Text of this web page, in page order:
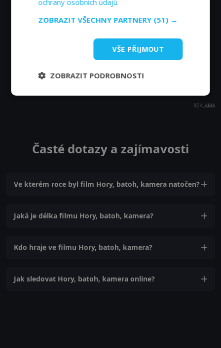
REKLAMA
Časté dotazy a zajímavosti
Ve kterém roce byl film Hory, batoh, kamera natočen?
Jaká je délka filmu Hory, batoh, kamera?
Kdo hraje ve filmu Hory, batoh, kamera?
Jak sledovat Hory, batoh, kamera online?
ZOBRAZIT VŠECHNY PARTNERY (51) →
VŠE PŘIJMOUT
ZOBRAZIT PODROBNOSTI